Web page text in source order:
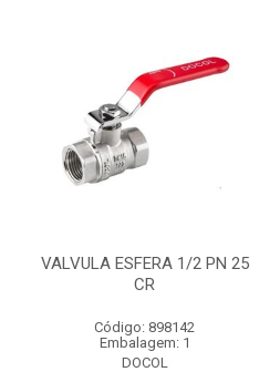
VALVULA ESFERA 1/2 PN 25
CR
Código: 898142
Embalagem: 1
DOCOL